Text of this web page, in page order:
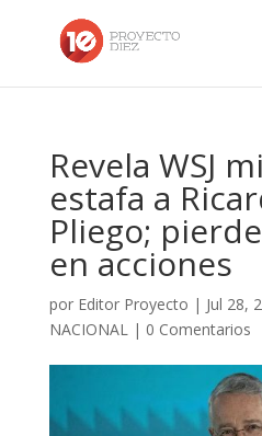
Revela WSJ
estafa a
Pliego;
en acciones
por Editor Proyecto | Jul 28,
NACIONAL| 0 Comentarios